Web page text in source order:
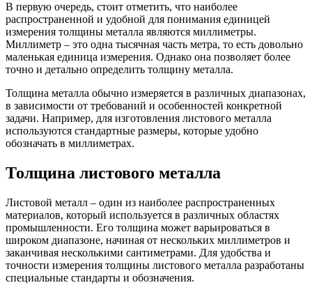
В первую очередь, стоит отметить, что наиболее
распространенной и удобной для понимания единицей
измерения толщины металла являются миллиметры.
Миллиметр – это одна тысячная часть метра, то есть довольно
маленькая единица измерения. Однако она позволяет более
точно и детально определить толщину металла.
Толщина металла обычно измеряется в различных диапазонах,
в зависимости от требований и особенностей конкретной
задачи. Например, для изготовления листового металла
используются стандартные размеры, которые удобно
обозначать в миллиметрах.
Толщина листового металла
Листовой металл – один из наиболее распространенных
материалов, который используется в различных областях
промышленности. Его толщина может варьироваться в
широком диапазоне, начиная от нескольких миллиметров и
заканчивая несколькими сантиметрами. Для удобства и
точности измерения толщины листового металла разработаны
специальные стандарты и обозначения.